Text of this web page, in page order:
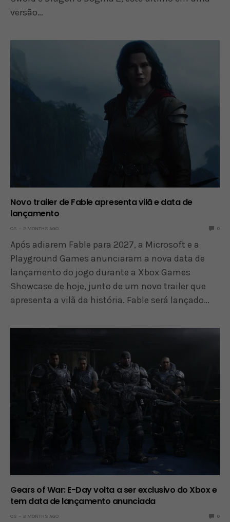
versão…
Novo trailer de Fable apresenta vilã e data de
lançamento
OS 2 MONTHS AGO 0
Após adiarem Fable para 2027, a Microsoft e a
Playground Games anunciaram a nova data de
lançamento do jogo durante a Xbox Games
Showcase de hoje, junto de um novo trailer que
apresenta a vilã da história. Fable será lançado…
Gears of War: E-Day volta a ser exclusivo do Xbox e
tem data de lançamento anunciada
OS 2 MONTHS AGO 0